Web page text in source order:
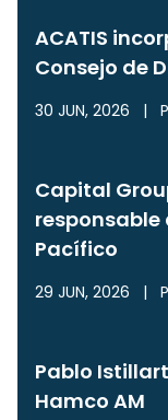
ACATIS
Consejo de
30 JUN, 2026 |
Capital
responsable
Pacífico
29 JUN, 2026 |
Pablo
Hamco AM